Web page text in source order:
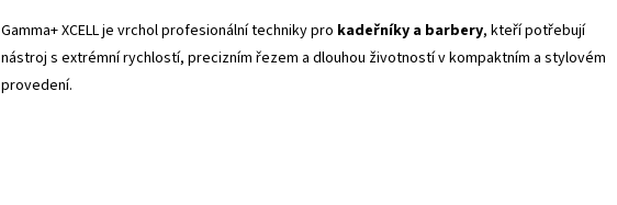
Gamma+ XCELL je vrchol profesionální techniky pro kadeřníky a barbery, kteří potřebují
nástroj s extrémní rychlostí, precizním řezem a dlouhou životností v kompaktním a stylovém
provedení.